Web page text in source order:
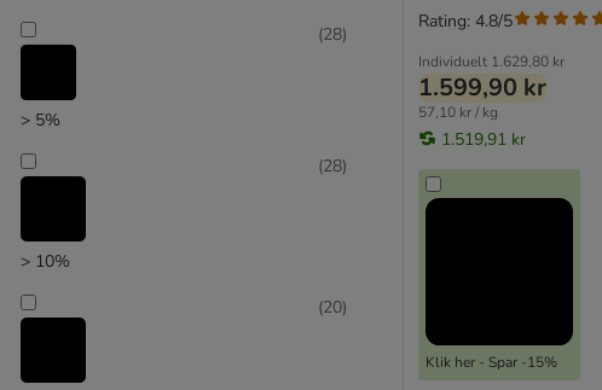
Produkter med ekstra rabat
> 5%
(28)
> 10%
(28)
(20)
Individuelt 1.629,80 kr
1.599,90 kr
57,10 kr / kg
1.519,91 kr
Klik her - Spar -15%
Rating: 4.8/5